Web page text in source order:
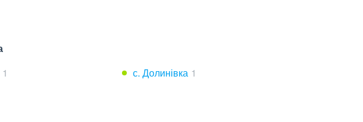
1 с. Долинівка 1